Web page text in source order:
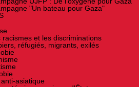
"Un bateau pour Gaza"
racismes et les discriminations
réfugiés, migrants, exilés
asiatique